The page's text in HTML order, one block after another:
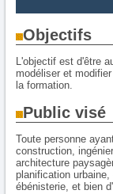
Objectifs
L'objectif est d'être
modéliser et
la formation.
Public visé
Toute personne
construction,
architecture
planification
ébénisterie, et bien